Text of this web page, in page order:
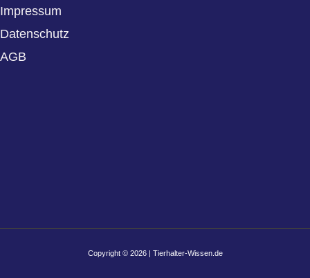
Impressum
Datenschutz
AGB
Copyright © 2026 | Tierhalter-Wissen.de